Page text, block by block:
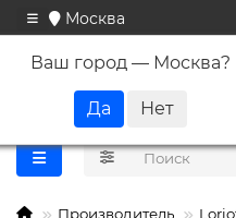
Москва
Ваш город — Москва?
Производитель